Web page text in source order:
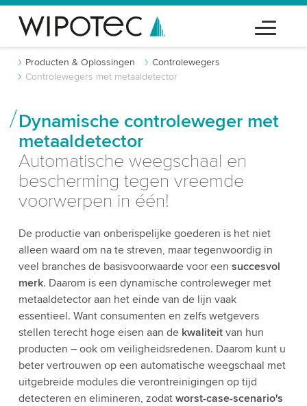
Producten & Oplossingen
Controlewegers
Controlewegers met metaaldetector
Dynamische controleweger met
metaaldetector
Automatische weegschaal en
bescherming tegen vreemde
voorwerpen in één!
De productie van onberispelijke goederen is het niet
alleen waard om na te streven, maar tegenwoordig in
veel branches de basisvoorwaarde voor een succesvol
merk. Daarom is een dynamische controleweger met
metaaldetector aan het einde van de lijn vaak
essentieel. Want consumenten en zelfs wetgevers
stellen terecht hoge eisen aan de kwaliteitvan hun
producten – ook om veiligheidsredenen. Daarom kunt u
beter vertrouwen op een automatische weegschaal met
uitgebreide modules die verontreinigingen op tijd
detecteren en elimineren, zodat worst-case-scenario's